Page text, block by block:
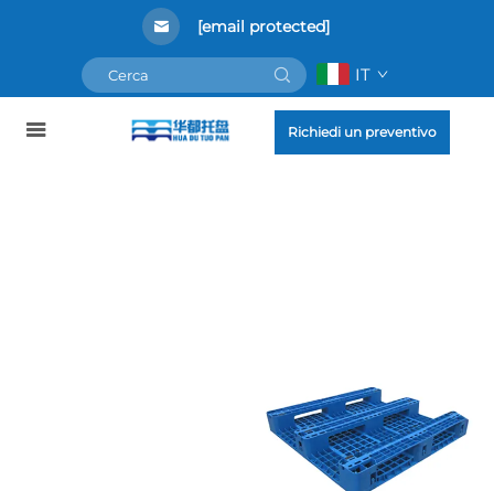
[email protected]
IT
Richiedi un preventivo